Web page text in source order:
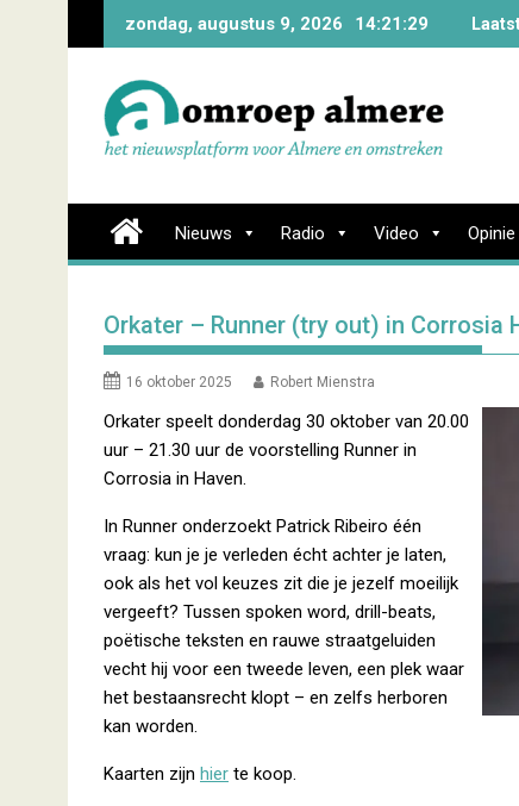
zondag, augustus 9, 2026 14:21:30
Nieuws Radio Video Opinie
Orkater – Runner (try out) in Corrosia
16 oktober 2025 Robert Mienstra
Orkater speelt donderdag 30 oktober van 20.00
uur – 21.30 uur de voorstelling Runner in
Corrosia in Haven.
In Runner onderzoekt Patrick Ribeiro één
vraag: kun je je verleden écht achter je laten,
ook als het vol keuzes zit die je jezelf moeilijk
vergeeft? Tussen spoken word, drill-beats,
poëtische teksten en rauwe straatgeluiden
vecht hij voor een tweede leven, een plek waar
het bestaansrecht klopt – en zelfs herboren
kan worden.
Kaarten zijn hier te koop.